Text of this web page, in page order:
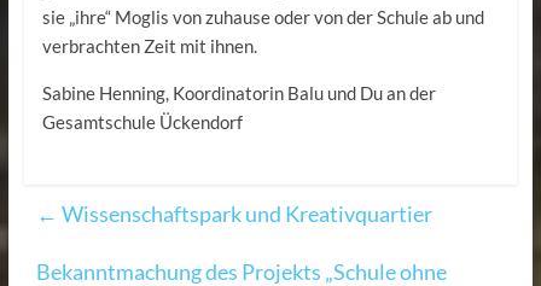
sie „ihre“ Moglis von zuhause oder von der Schule ab und
verbrachten Zeit mit ihnen.
Sabine Henning, Koordinatorin Balu und Du an der
Gesamtschule Ückendorf
← Wissenschaftspark und Kreativquartier
Bekanntmachung des Projekts „Schule ohne